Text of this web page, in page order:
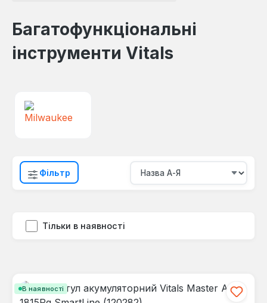
Багатофункціональні
інструменти Vitals
Фільтр
Тільки в наявності
В наявності